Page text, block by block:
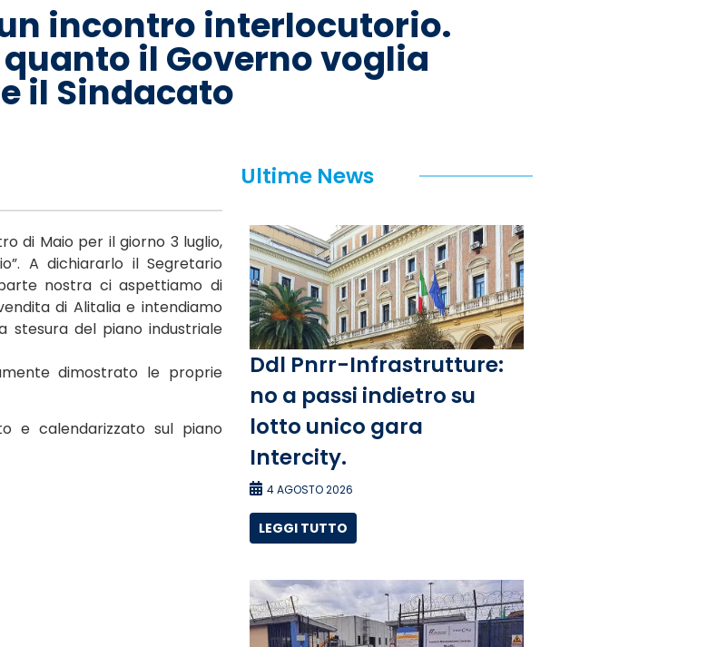
incontro interlocutorio.
il Governo voglia
il Sindacato
di Maio per il giorno 3 luglio,
A dichiararlo il Segretario
nostra ci aspettiamo di
di Alitalia e intendiamo
stesura del piano industriale
dimostrato le proprie
e calendarizzato sul piano
Ultime News
Ddl Pnrr-Infrastrutture:
no a passi indietro su
lotto unico gara
Intercity.
4 AGOSTO 2026
LEGGI TUTTO